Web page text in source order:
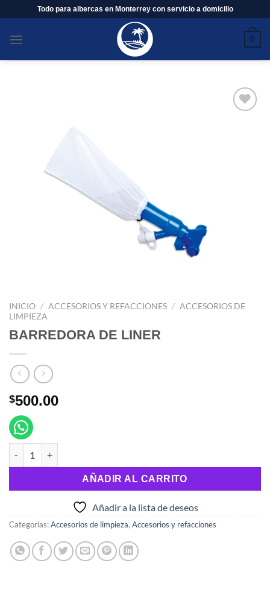
al
contenido
Todo para albercas en Monterrey con servicio a domicilio
0
INICIO / ACCESORIOS Y REFACCIONES / ACCESORIOS DE
LIMPIEZA
BARREDORA DE LINER
$500.00
AÑADIR AL CARRITO
Añadir a la lista de deseos
Categorías:Accesorios de limpieza, Accesorios y refacciones